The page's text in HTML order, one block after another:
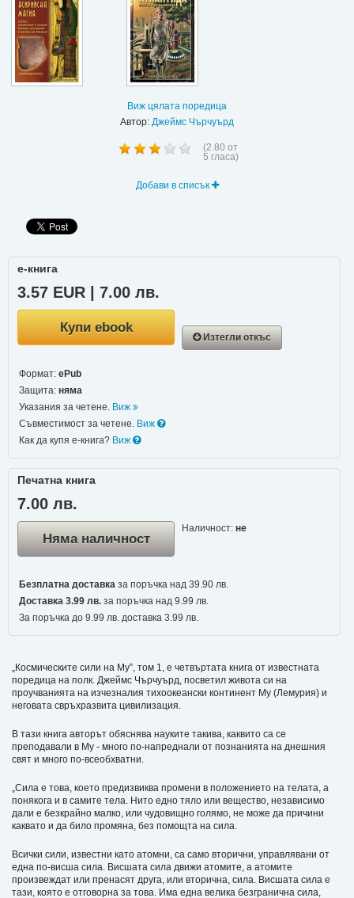
Виж цялата поредица
Автор: Джеймс Чърчуърд
(2.80 от
5 гласа)
Добави в списък
е-книга
3.57 EUR | 7.00 лв.
Купи ebook
Изтегли откъс
Формат: ePub
Защита: няма
Указания за четене. Виж
Съвместимост за четене. Виж
Как да купя е-книга? Виж
Печатна книга
7.00 лв.
Няма наличност
Наличност: не
Безплатна доставказа поръчка над 39.90 лв.
Доставка 3.99 лв.за поръчка над 9.99 лв.
За поръчка до 9.99 лв. доставка 3.99 лв.
„Космическите сили на Му”, том 1, е четвъртата книга от известната
поредица на полк. Джеймс Чърчуърд, посветил живота си на
проучванията на изчезналия тихоокеански континент Му (Лемурия) и
неговата свръхразвита цивилизация.
В тази книга авторът обяснява науките такива, каквито са се
преподавали в Му - много по-напреднали от познанията на днешния
свят и много по-всеобхватни.
„Сила е това, което предизвиква промени в положението на телата, а
понякога и в самите тела. Нито едно тяло или вещество, независимо
дали е безкрайно малко, или чудовищно голямо, не може да причини
каквато и да било промяна, без помощта на сила.
Всички сили, известни като атомни, са само вторични, управлявани от
една по-висша сила. Висшата сила движи атомите, а атомите
произвеждат или пренасят друга, или вторична, сила. Висшата сила е
тази, която е отговорна за това. Има една велика безгранична сила,